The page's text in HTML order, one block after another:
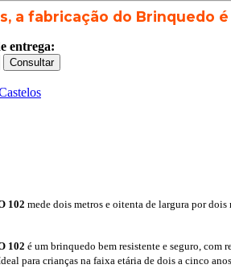
a fabricação do Brinquedo
entrega:
Consultar
102 mede dois metros e oitenta de largura por
102 é um brinquedo bem resistente e seguro, com
para crianças na faixa etária de dois a cinco